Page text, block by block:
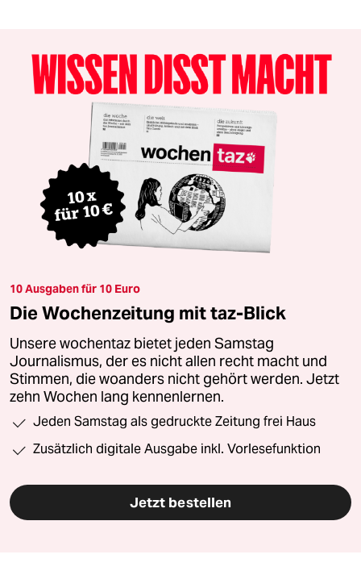
10 Ausgaben für 10 Euro
Die Wochenzeitung mit taz-Blick
Unsere wochentaz bietet jeden Samstag
Journalismus, der es nicht allen recht macht und
Stimmen, die woanders nicht gehört werden. Jetzt
zehn Wochen lang kennenlernen.
Jeden Samstag als gedruckte Zeitung frei Haus
Zusätzlich digitale Ausgabe inkl. Vorlesefunktion
Jetzt bestellen